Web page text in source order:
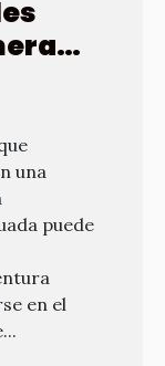
una
puede
en el